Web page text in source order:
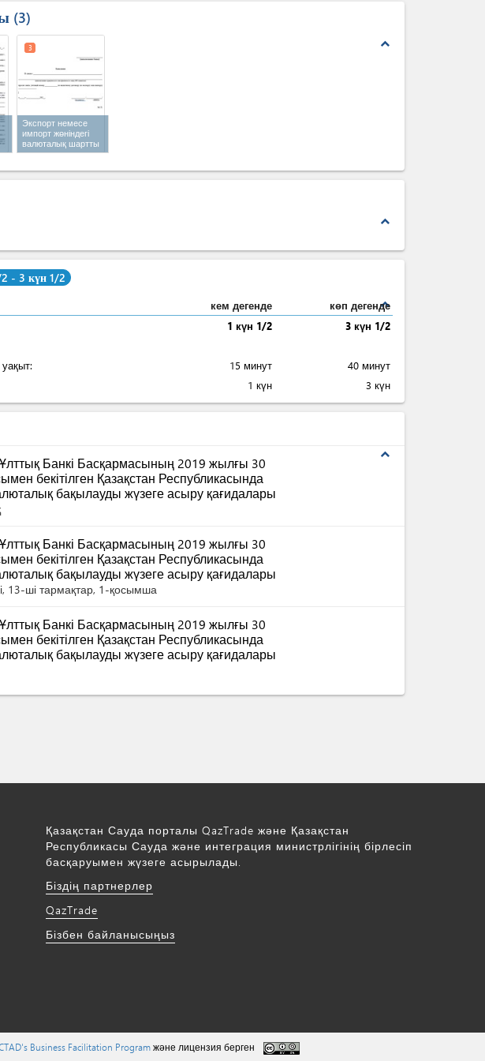
3
expand_less
Экспорт немесе
импорт жөніндегі
валюталық шартты
валюталық
шығару туралы
3
expand_less
- 3 күн 1/2
expand_less
кем дегенде
көп дегенде
1 күн 1/2
3 күн 1/2
уақыт:
15 минут
40 минут
1 күн 3 күн
expand_less
Ұлттық Банкі Басқармасының 2019 жылғы 30
бекітілген Қазақстан Республикасында
бақылауды жүзеге асыру қағидалары
Ұлттық Банкі Басқармасының 2019 жылғы 30
бекітілген Қазақстан Республикасында
бақылауды жүзеге асыру қағидалары
13-ші тармақтар, 1-қосымша
Ұлттық Банкі Басқармасының 2019 жылғы 30
бекітілген Қазақстан Республикасында
бақылауды жүзеге асыру қағидалары
Қазақстан Сауда порталы QazTrade және Қазақстан
Республикасы Сауда және интеграция министрлігінің бірлесіп
басқаруымен жүзеге асырылады.
Біздің партнерлер
QazTrade
Бізбен байланысыңыз
Business Facilitation Programжәне лицензия берген